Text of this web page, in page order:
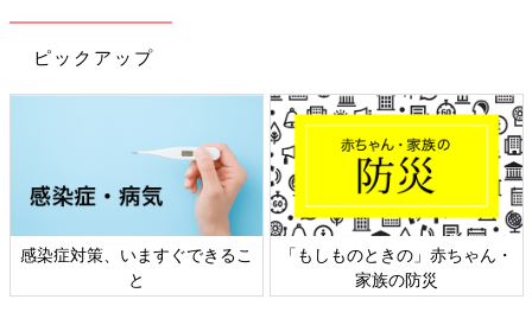
ピックアップ
ん・
日本外来小児科学会リーフレッ
六星占術 細木かおりさん